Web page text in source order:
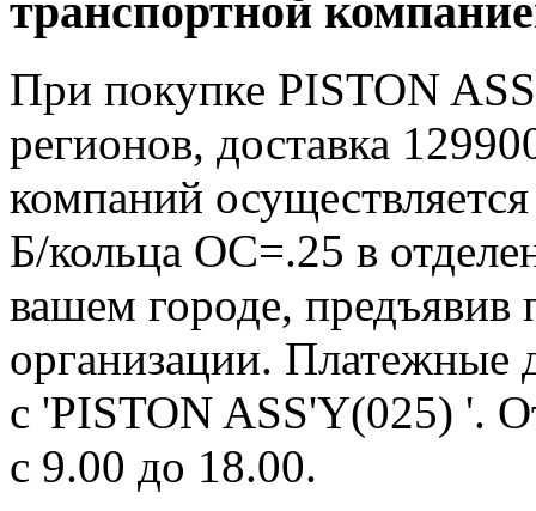
транспортной
При покупке PISTON
регионов, доставка
компаний
Б/кольца ОС=.25 в
вашем городе, предъявив
организации. Платежные
с 'PISTON ASS'Y(025) '.
с 9.00 до 18.00.